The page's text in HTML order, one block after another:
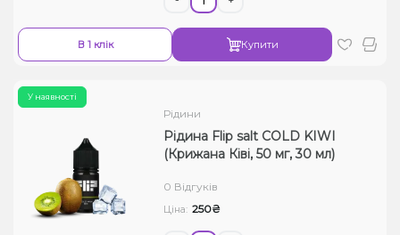
В 1 клік Купити
У наявності
Рідини
Рідина Flip salt COLD KIWI
(Крижана Ківі, 50 мг, 30 мл)
0 Відгуків
Ціна: 250₴